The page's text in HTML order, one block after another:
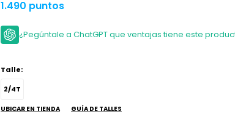
1.490 puntos
¿Pegúntale a ChatGPT que ventajas tiene este
Talle:
2/4T
UBICAR EN TIENDA GUÍA DE TALLES